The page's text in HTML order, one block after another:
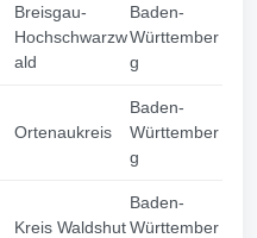
Breisgau-
Hochschwarzw
ald
Baden-
Württember
g
Ortenaukreis
Baden-
Württember
g
Kreis Waldshut
Baden-
Württember